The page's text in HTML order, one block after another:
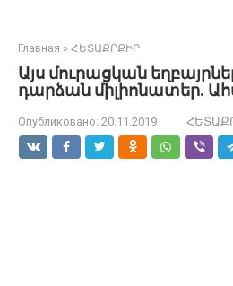
Главная » ՀԵՏԱՔՐՔԻՐ
Այս մուրացկան
դարձան միլիոնատեր.
Опубликовано: 20.11.2019